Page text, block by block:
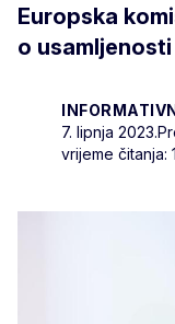
Europska
o
7. lipnja 2023.
vrijeme čitanja: